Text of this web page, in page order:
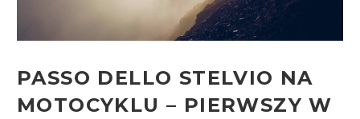
PASSO DELLO STELVIO NA
MOTOCYKLU – PIERWSZY W